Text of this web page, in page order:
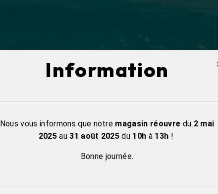
Information
Nous vous informons que notre magasin réouvre du 2 mai
2025au 31 août 2025 du 10h à 13h !
Bonne journée.